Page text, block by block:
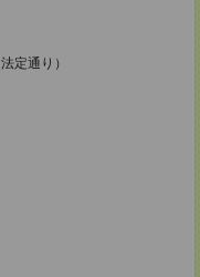
定通り）